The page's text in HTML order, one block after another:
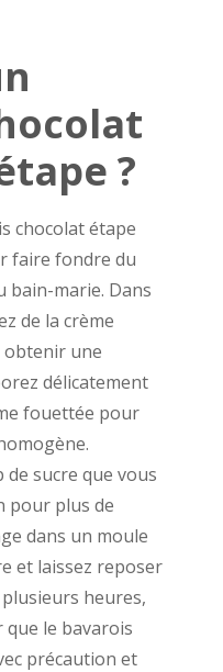
?
chocolat étape
faire fondre du
bain-marie. Dans
de la crème
obtenir une
délicatement
fouettée pour
sucre que vous
pour plus de
dans un moule
et laissez reposer
heures,
le bavarois
précaution et